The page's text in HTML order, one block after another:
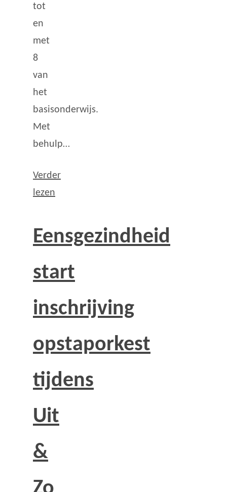
tot
en
met
8
van
het
basisonderwijs.
Met
behulp…
Verder
lezen
Eensgezindheid
start
inschrijving
opstaporkest
tijdens
Uit
&